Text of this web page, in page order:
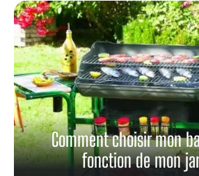
Comment choisir mon
fonction de mon